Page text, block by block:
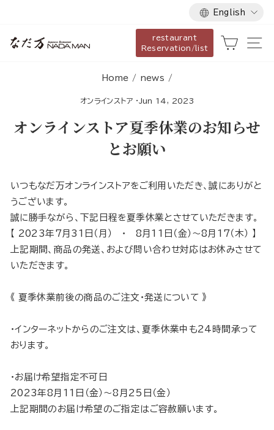
content
Language
English
restaurant
Reservation/list
Cart
Home / news /
オンラインストア · Jun 14, 2023
オンラインストア夏季休業のお知らせ
とお願い
いつもなだ万オンラインストアをご利用いただき、誠にありがと
うございます。
誠に勝手ながら、下記日程を夏季休業とさせていただきます。
【 2023年7月31日（月） ・ 8月11日（金）～8月17（木） 】
上記期間、商品の発送、および問い合わせ対応はお休みさせて
いただきます。
《 夏季休業前後の商品のご注文・発送について 》
・インターネットからのご注文は、夏季休業中も24時間承って
おります。
・お届け希望指定不可日
2023年8月11日（金）～8月25日（金）
上記期間のお届け希望のご指定はご容赦願います。